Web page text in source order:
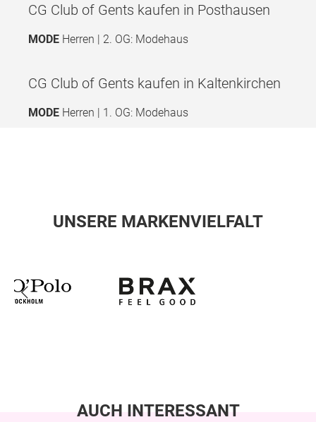
CG Club of Gents kaufen in Posthausen
MODE Herren | 2. OG: Modehaus
CG Club of Gents kaufen in Kaltenkirchen
MODE Herren | 1. OG: Modehaus
UNSERE MARKENVIELFALT
AUCH INTERESSANT